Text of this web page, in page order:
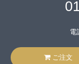
電
ご注文